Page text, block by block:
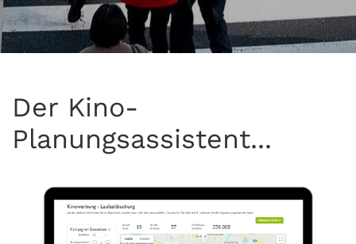
Der Kino-
Planungsassistent...